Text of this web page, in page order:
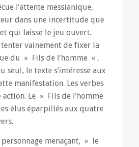
l’attente messianique,
dans une incertitude que
qui laisse le jeu ouvert.
vainement de fixer la
du » Fils de l’homme « ,
seul, le texte s’intéresse aux
manifestation. Les verbes
Le » Fils de l’homme
élus éparpillés aux quatre
personnage menaçant, » le